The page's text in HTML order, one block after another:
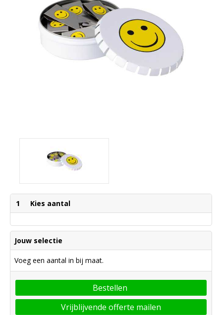
1 Kies aantal
Jouw selectie
Voeg een aantal in bij maat.
Bestellen
Vrijblijvende offerte mailen